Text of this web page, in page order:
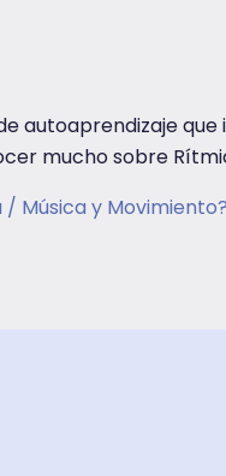
autoaprendizaje
mucho sobre
Música y